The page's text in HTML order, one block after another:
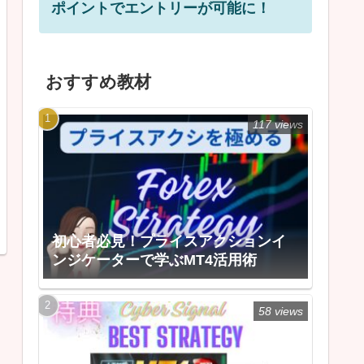
ポイントでエントリーが可能に！
おすすめ教材
初心者必見！プライスアクションイ
ンジケーターで学ぶMT4活用術
117 views
58 views